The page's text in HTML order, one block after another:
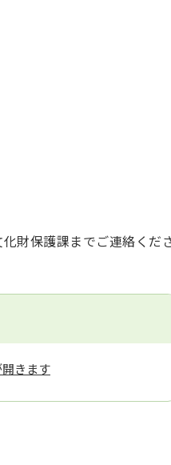
財保護課までご連絡くだ